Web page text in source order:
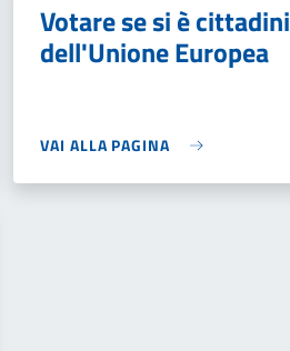
Votare se si è cittadini
dell'Unione Europea
VAI ALLA PAGINA